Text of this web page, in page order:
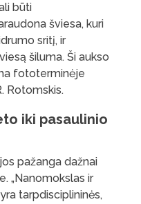
būti
šviesa, kuri
sritį, ir
šiluma. Ši aukso
fototerminėje
Rotomskis.
iki pasaulinio
pažanga dažnai
„Nanomokslas ir
tarpdisciplininės,